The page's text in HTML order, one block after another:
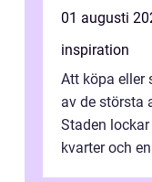
01 augusti
inspiration
Att köpa eller
av de största
Staden
kvarter och